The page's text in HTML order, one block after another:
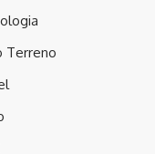
Terreno